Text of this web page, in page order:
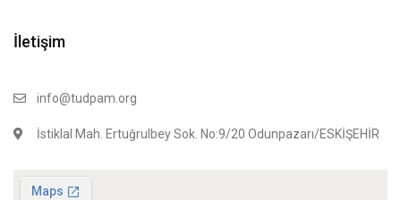
İletişim
info@tudpam.org
İstiklal Mah. Ertuğrulbey Sok. No:9/20 Odunpazarı/ESKİŞEHİR